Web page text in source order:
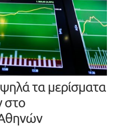
τα μερίσματα
στο